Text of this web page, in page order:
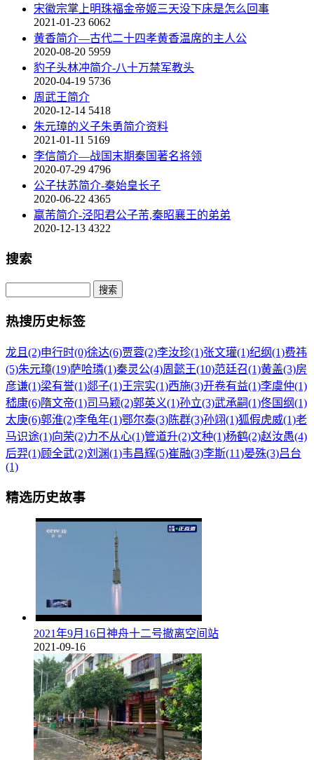
宋徽宗掌上明珠福金帝姬三天没下床是怎么回事
2021-01-23 6062
黄香简介—古代二十四孝黄香温席的主人公
2020-08-20 5959
豹子头林冲简介-八十万禁军教头
2020-04-19 5736
周武王简介
2020-12-14 5418
朱元璋的义子朱勇简介资料
2021-01-11 5169
李信简介—战国末期秦国著名将领
2020-07-29 4796
公子扶苏简介-秦始皇长子
2020-06-22 4365
嬴芾简介-泾阳君公子芾,秦昭襄王的弟弟
2020-12-13 4322
搜索
热搜历史标签
龙且(2)申行时(0)徐达(6)贾蓉(2)李汝珍(1)张文瓘(1)纪纲(1)费祎
(5)朱元璋(19)萨哈璘(1)秦灵公(4)周懿王(10)范廷召(1)黄盖(3)房
彦谦(1)梁有誉(1)郯子(1)王宗实(1)西施(3)开卷有益(1)李虞仲(1)
嵇康(6)隋文帝(1)司马颖(2)郭英义(1)孙立(3)武承嗣(1)佟国纲(1)
太庚(6)郭淮(2)李龟年(1)鄂尔泰(3)陈群(3)孙翊(1)狐假虎威(1)老
马识途(1)向荣(2)力不从心(1)管道升(2)文种(1)杨鹤(2)赵汝愚(4)
后羿(1)顾全武(2)刘渊(1)韦昌辉(5)崔融(3)李斯(11)晏殊(3)吕台
(1)
精选历史故事
2021年9月16日神舟十二号撤离空间站
2021-09-16